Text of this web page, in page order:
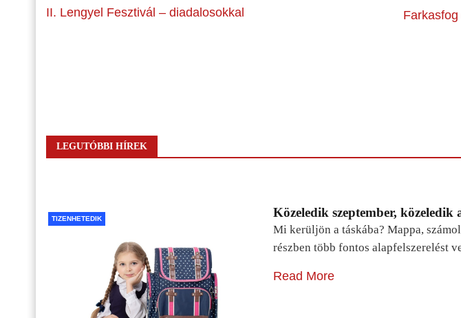
II. Lengyel Fesztivál – diadalosokkal
LEGUTÓBBI HÍREK
TIZENHETEDIK Közeledik szeptember, közeledik
Mi kerüljön a táskába? Mappa,
részben több fontos alapfelszerelést
Read More